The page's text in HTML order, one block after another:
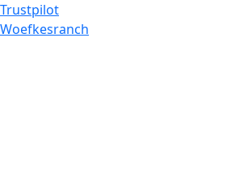
Trustpilot
Woefkesranch